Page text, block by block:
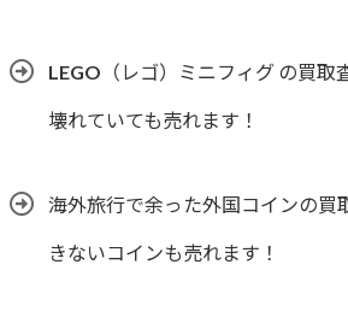
LEGO（レゴ）ミニフィグ の買取
壊れていても売れます！
海外旅行で余った外国コインの買
きないコインも売れます！